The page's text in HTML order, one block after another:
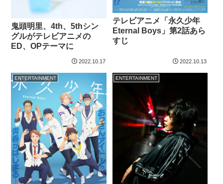
鬼頭明里、4th、5thシン
グルがテレビアニメの
ED、OPテーマに
2022.10.17
テレビアニメ「永久少年
Eternal Boys」第2話あら
すじ
2022.10.13
ENTERTAINMENT ENTERTAINMENT